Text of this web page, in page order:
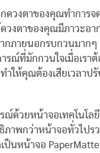
ดวงตาของคุณทำการ
งตาของคุณมีภาวะอา
กภายนอกรบกวนมาก
ที่มักกวนใจเมื่อเราต้
ให้คุณต้องเสียเวลาป
ด้วยหน้าจอเทคโนโล
ภาพกว่าหน้าจอทั่วไป
เป็นหน้าจอ